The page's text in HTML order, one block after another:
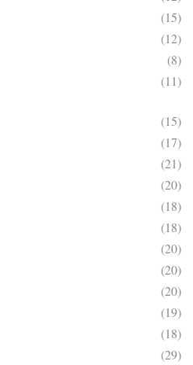
(15)
(12)
(8)
(11)
(15)
(17)
(21)
(20)
(18)
(18)
(20)
(20)
(20)
(19)
(18)
(29)